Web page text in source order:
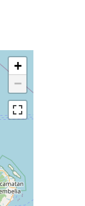
+
−